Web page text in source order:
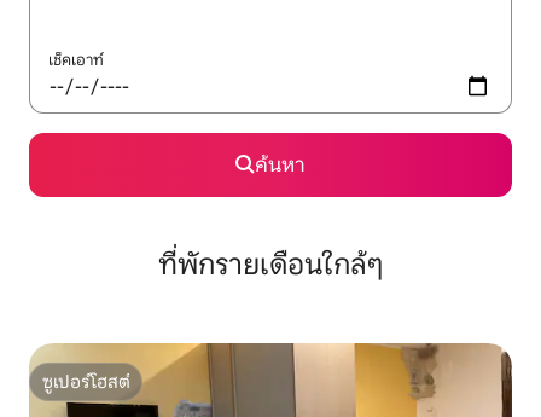
เช็คเอาท์
ค้นหา
ที่พักรายเดือนใกล้ๆ
ซูเปอร์โฮสต์
ซูเปอร์โฮสต์